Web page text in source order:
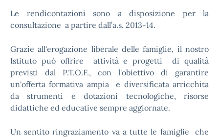
Le rendicontazioni sono a disposizione per la
consultazione a partire dall’a.s. 2013-14.
Grazie all'erogazione liberale delle famiglie, il nostro
Istituto può offrire attività e progetti di qualità
previsti dal P.T.O.F., con l'obiettivo di garantire
un'offerta formativa ampia e diversificata arricchita
da strumenti e dotazioni tecnologiche, risorse
didattiche ed educative sempre aggiornate.
Un sentito ringraziamento va a tutte le famiglie che